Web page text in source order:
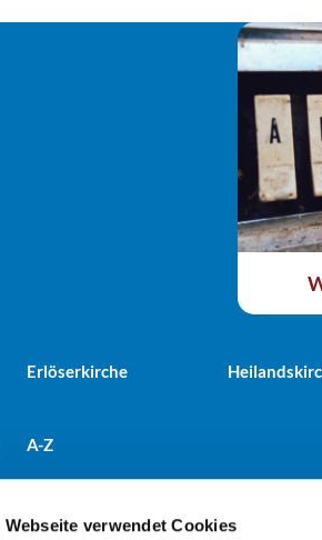
Webseite verwendet Cookies
Erlöserkirche
A-Z